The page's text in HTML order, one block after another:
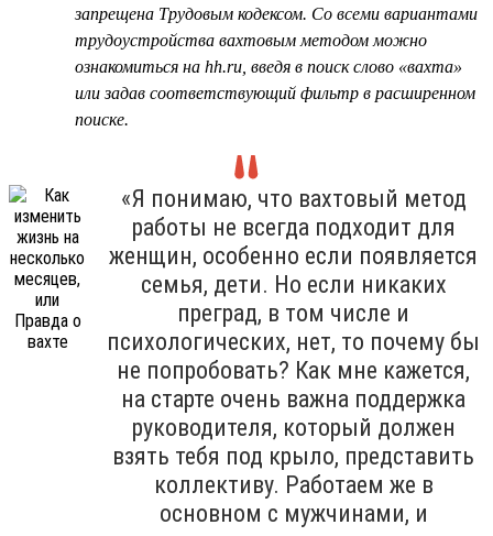
запрещена Трудовым кодексом. Со всеми вариантами
трудоустройства вахтовым методом можно
ознакомиться на hh.ru, введя в поиск слово «вахта»
или задав соответствующий фильтр в расширенном
поиске.
«Я понимаю, что вахтовый метод
работы не всегда подходит для
женщин, особенно если появляется
семья, дети. Но если никаких
преград, в том числе и
психологических, нет, то почему бы
не попробовать? Как мне кажется,
на старте очень важна поддержка
руководителя, который должен
взять тебя под крыло, представить
коллективу. Работаем же в
основном с мужчинами, и